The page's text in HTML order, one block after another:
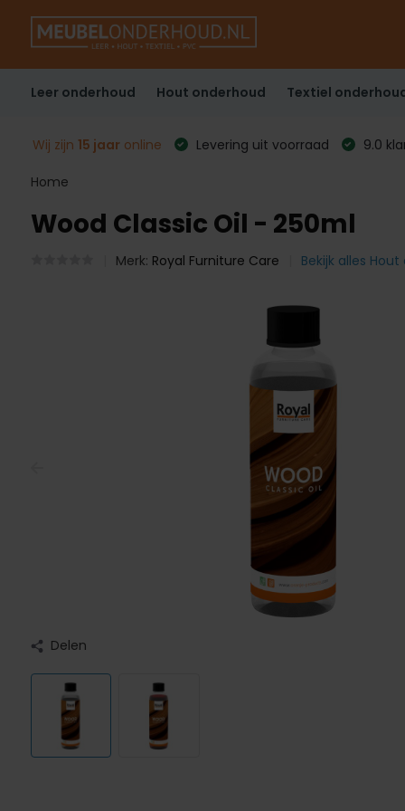
Leer onderhoud Hout onderhoud Textiel
Wij zijn 15 jaaronline Levering uit voorraad 9.0
Home
Wood Classic Oil - 250ml
Merk: Royal Furniture Care Bekijk alles
Delen